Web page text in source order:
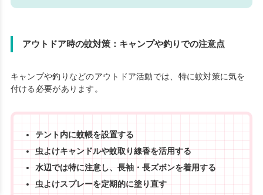
アウトドア時の蚊対策：キャンプや釣りでの注意点
キャンプや釣りなどのアウトドア活動では、特に蚊対策に気を
付ける必要があります。
テント内に蚊帳を設置する
虫よけキャンドルや蚊取り線香を活用する
水辺では特に注意し、長袖・長ズボンを着用する
虫よけスプレーを定期的に塗り直す